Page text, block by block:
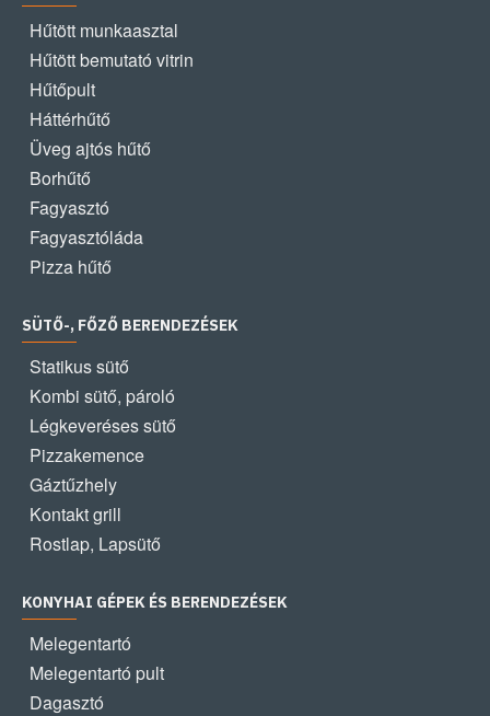
Hűtött munkaasztal
Hűtött bemutató vitrin
Hűtőpult
Háttérhűtő
Üveg ajtós hűtő
Borhűtő
Fagyasztó
Fagyasztóláda
Pizza hűtő
SÜTŐ-, FŐZŐ BERENDEZÉSEK
Statikus sütő
Kombi sütő, pároló
Légkeveréses sütő
Pizzakemence
Gáztűzhely
Kontakt grill
Rostlap, Lapsütő
KONYHAI GÉPEK ÉS BERENDEZÉSEK
Melegentartó
Melegentartó pult
Dagasztó